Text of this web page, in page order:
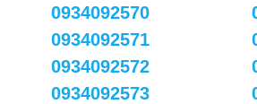
0934092570
0934092571
0934092572
0934092573